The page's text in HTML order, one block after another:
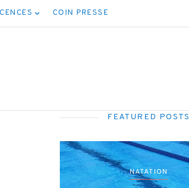
COIN PRESSE
FEATURED POSTS
NATATION